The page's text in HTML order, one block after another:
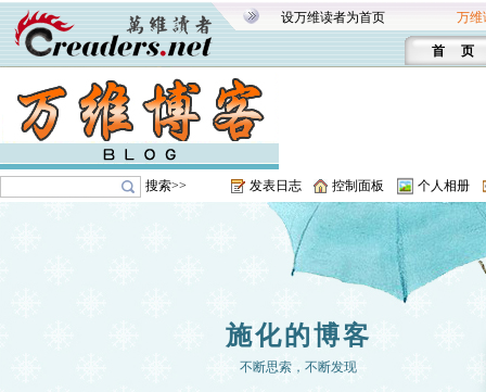
设万维读者为首页 万维
首 页
搜索>> 发表日志 控制面板 个人相册
施化的博客
不断思索，不断发现